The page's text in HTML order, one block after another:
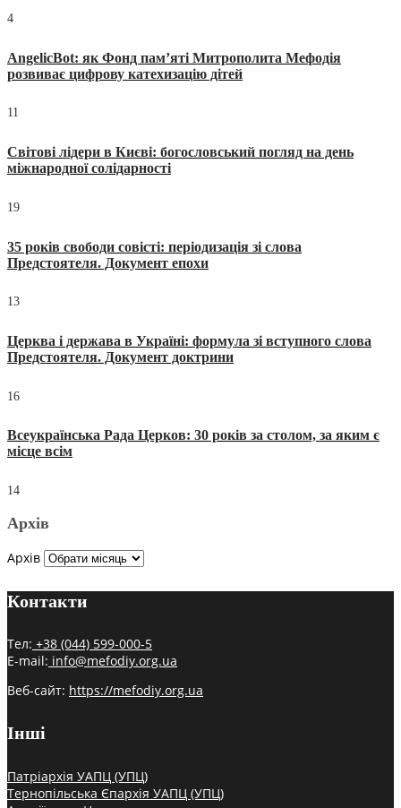
4
AngelicBot: як Фонд пам’яті Митрополита Мефодія
розвиває цифрову катехизацію дітей
11
Світові лідери в Києві: богословський погляд на день
міжнародної солідарності
19
35 років свободи совісті: періодизація зі слова
Предстоятеля. Документ епохи
13
Церква і держава в Україні: формула зі вступного слова
Предстоятеля. Документ доктрини
16
Всеукраїнська Рада Церков: 30 років за столом, за яким є
місце всім
14
Архів
Архів
Контакти
Тел: +38 (044) 599-000-5
E-mail: info@mefodiy.org.ua
Веб-сайт: https://mefodiy.org.ua
Інші
Патріархія УАПЦ (УПЦ)
Тернопільська Єпархія УАПЦ (УПЦ)